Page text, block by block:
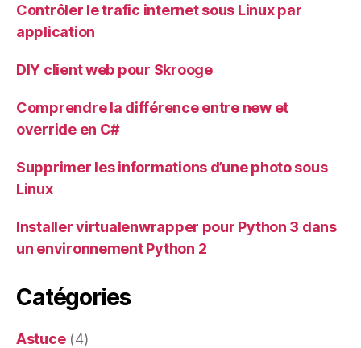
Contrôler le trafic internet sous Linux par
application
DIY client web pour Skrooge
Comprendre la différence entre new et
override en C#
Supprimer les informations d’une photo sous
Linux
Installer virtualenwrapper pour Python 3 dans
un environnement Python 2
Catégories
Astuce(4)